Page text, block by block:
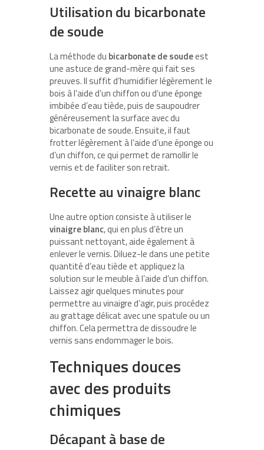
Utilisation du bicarbonate
de soude
La méthode du bicarbonate de soudeest
une astuce de grand-mère qui fait ses
preuves. Il suffit d’humidifier légèrement le
bois à l’aide d’un chiffon ou d’une éponge
imbibée d’eau tiède, puis de saupoudrer
généreusement la surface avec du
bicarbonate de soude. Ensuite, il faut
frotter légèrement à l’aide d’une éponge ou
d’un chiffon, ce qui permet de ramollir le
vernis et de faciliter son retrait.
Recette au vinaigre blanc
Une autre option consiste à utiliser le
vinaigre blanc, qui en plus d’être un
puissant nettoyant, aide également à
enlever le vernis. Diluez-le dans une petite
quantité d’eau tiède et appliquez la
solution sur le meuble à l’aide d’un chiffon.
Laissez agir quelques minutes pour
permettre au vinaigre d’agir, puis procédez
au grattage délicat avec une spatule ou un
chiffon. Cela permettra de dissoudre le
vernis sans endommager le bois.
Techniques douces
avec des produits
chimiques
Décapant à base de